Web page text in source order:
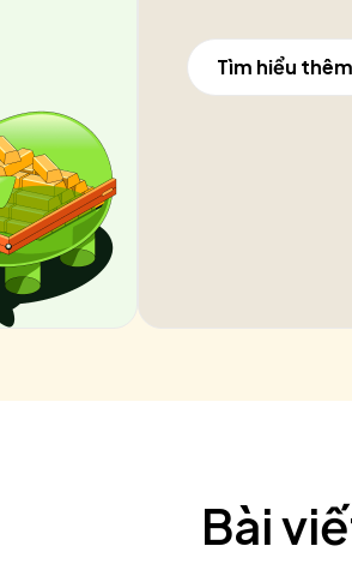
Tìm hiểu thêm
Bài